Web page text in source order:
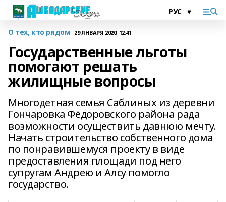
О тех, кто рядом 29 ЯНВАРЯ 2020, 12:41
Государственные льготы
помогают решать
жилищные вопросы
Многодетная семья Саблиных из деревни
Гончаровка Фёдоровского района рада
возможности осуществить давнюю мечту.
Начать строительство собственного дома
по понравившемуся проекту в виде
предоставления площади под него
супругам Андрею и Алсу помогло
государство.